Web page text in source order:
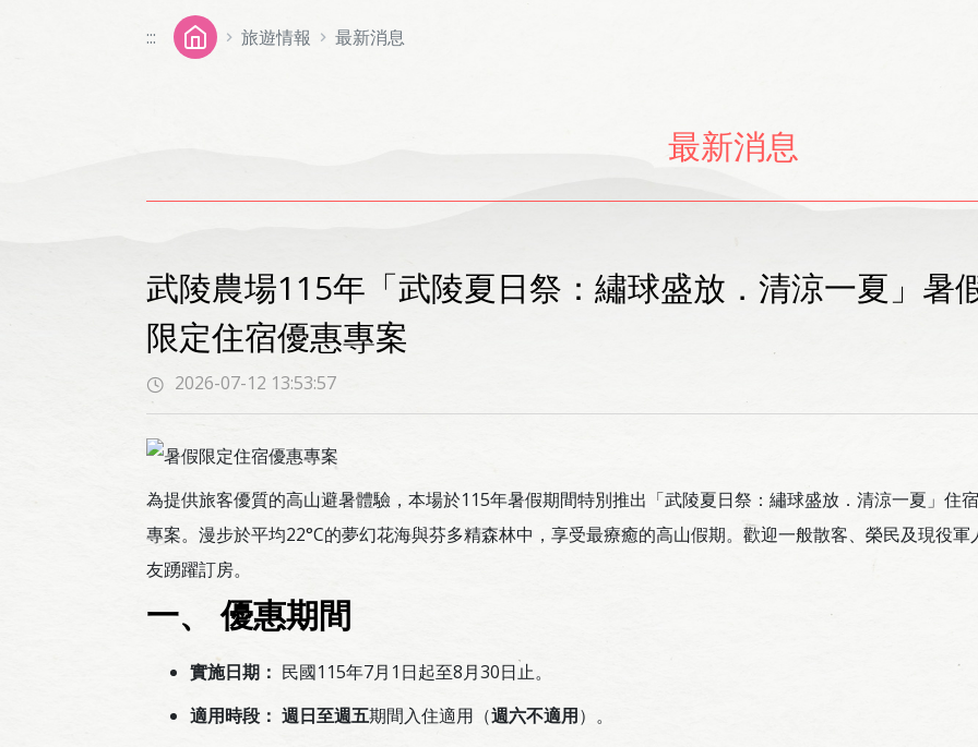
::: 旅遊情報 最新消息
最新消息
武陵農場115年「武陵夏日祭：繡球盛放．清涼一夏」暑
限定住宿優惠專案
2026-07-12 13:53:57
為提供旅客優質的高山避暑體驗，本場於115年暑假期間特別推出「武陵夏日祭：繡球盛放．清涼一夏」住
專案。漫步於平均22°C的夢幻花海與芬多精森林中，享受最療癒的高山假期。歡迎一般散客、榮民及現役軍
友踴躍訂房。
一、 優惠期間
實施日期： 民國115年7月1日起至8月30日止。
適用時段： 週日至週五期間入住適用（週六不適用）。